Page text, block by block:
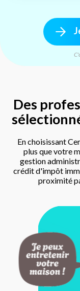
Des
En choisissant
plus que votre
gestion
crédit d'impôt
proximité